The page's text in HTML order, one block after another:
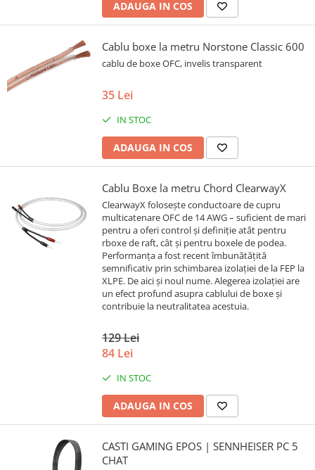
ADAUGA IN COS
Cablu boxe la metru Norstone Classic 600
cablu de boxe OFC, invelis transparent
35 Lei
IN STOC
ADAUGA IN COS
Cablu Boxe la metru Chord ClearwayX
ClearwayX folosește conductoare de cupru
multicatenare OFC de 14 AWG – suficient de mari
pentru a oferi control și definiție atât pentru
rboxe de raft, cât și pentru boxele de podea.
Performanța a fost recent îmbunătățită
semnificativ prin schimbarea izolației de la FEP la
XLPE. De aici și noul nume. Alegerea izolației are
un efect profund asupra cablului de boxe și
contribuie la neutralitatea acestuia.
129 Lei
84 Lei
IN STOC
ADAUGA IN COS
CASTI GAMING EPOS | SENNHEISER PC 5
CHAT